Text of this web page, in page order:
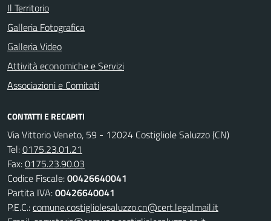
Il Territorio
Galleria Fotografica
Galleria Video
Attività economiche e Servizi
Associazioni e Comitati
CONTATTI E RECAPITI
Via Vittorio Veneto, 59 - 12024 Costigliole Saluzzo (CN)
Tel:0175.23.01.21
Fax:0175.23.90.03
Codice Fiscale:00426640041
Partita IVA:00426640041
P.E.C.:comune.costigliolesaluzzo.cn@cert.legalmail.it